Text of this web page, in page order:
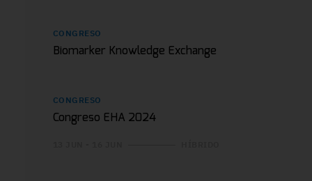
CONGRESO
Biomarker Knowledge Exchange
CONGRESO
Congreso EHA 2024